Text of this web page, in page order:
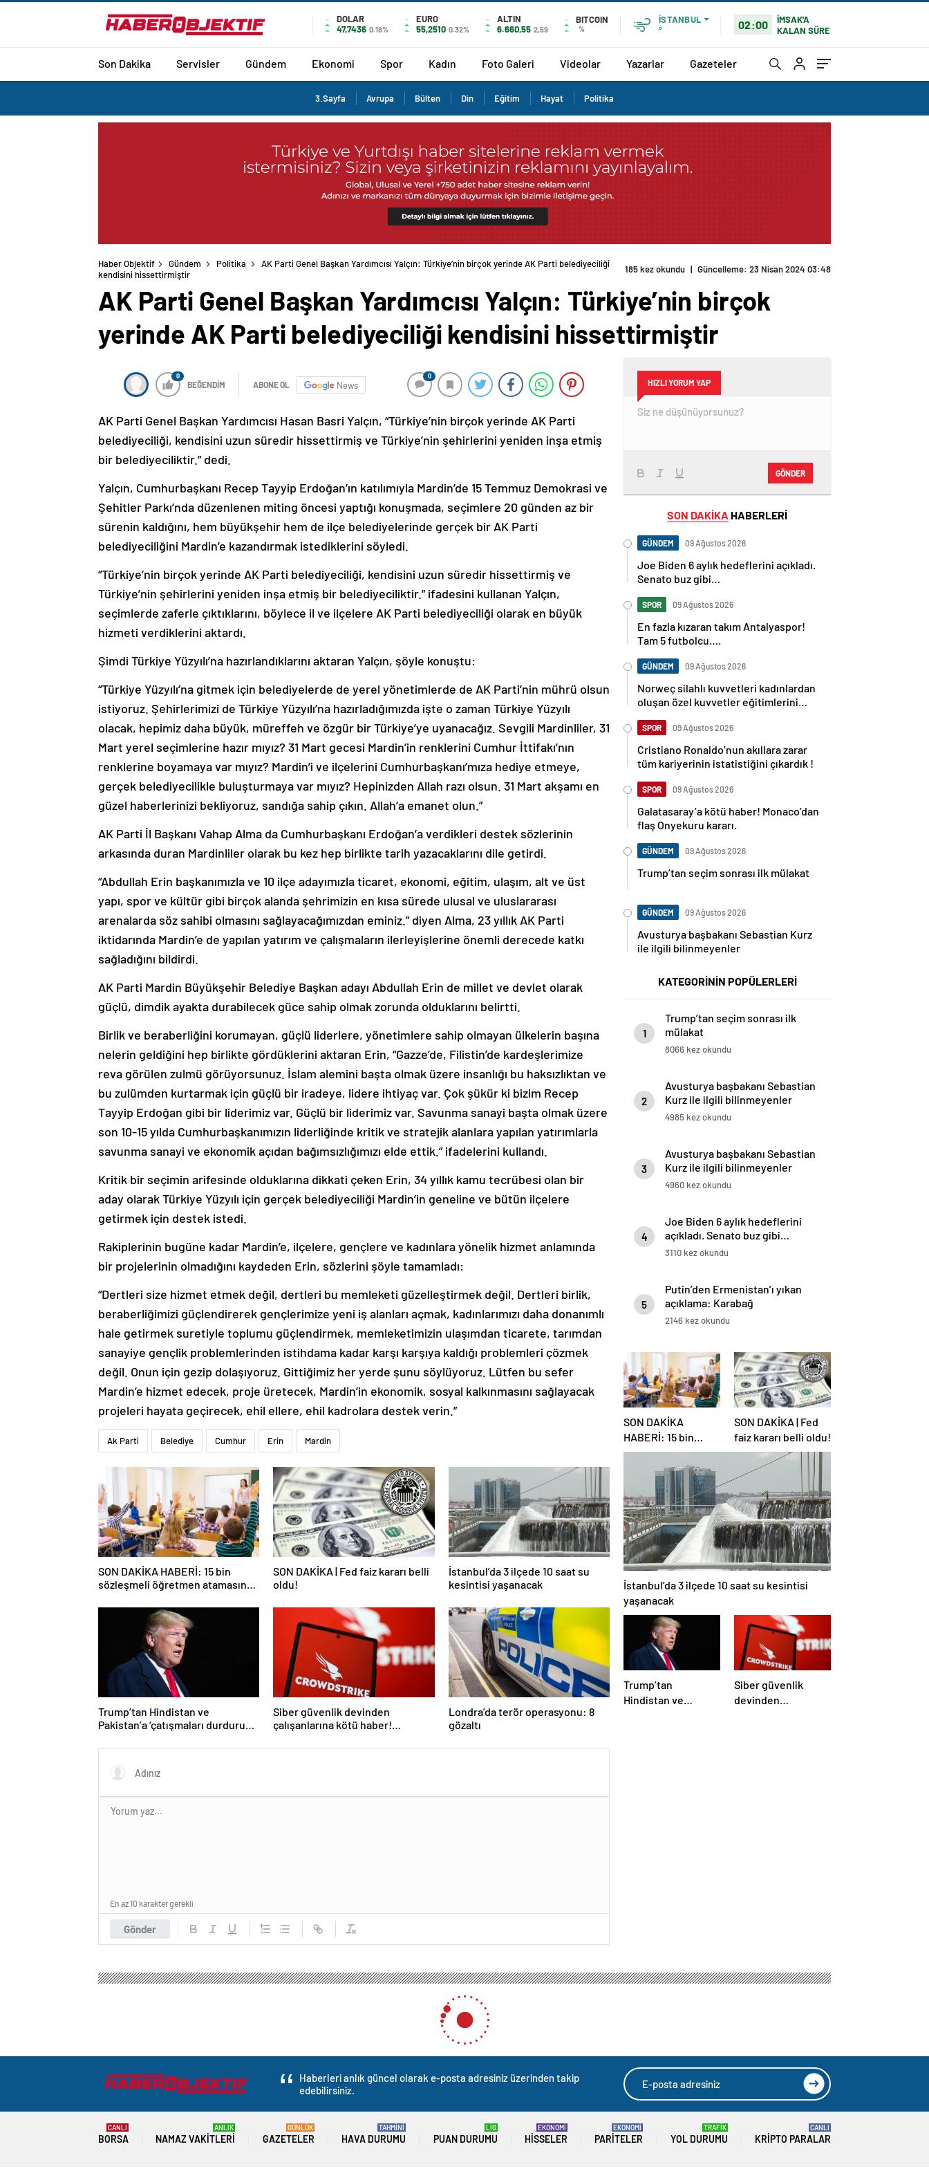
DOLAR
47,7436 0.18%
EURO
55,2510 0.32%
ALTIN
6.660,55 2,59
BITCOIN
%
İSTANBUL
°
02:00
İMSAK'A
KALAN SÜRE
Son Dakika Servisler Gündem Ekonomi Spor Kadın Foto Galeri Videolar Yazarlar Gazeteler
3.Sayfa Avrupa Bülten Din Eğitim Hayat Politika
Haber Objektif Gündem Politika
AK Parti Genel Başkan Yardımcısı Yalçın: Türkiye’nin birçok yerinde AK Parti belediyeciliği
kendisini hissettirmiştir
185 kez okundu | Güncelleme: 23 Nisan 2024 03:48
AK Parti Genel Başkan Yardımcısı Yalçın: Türkiye’nin birçok
yerinde AK Parti belediyeciliği kendisini hissettirmiştir
0
BEĞENDİM ABONE OL News
0
AK Parti Genel Başkan Yardımcısı Hasan Basri Yalçın, “Türkiye’nin birçok yerinde AK Parti
belediyeciliği, kendisini uzun süredir hissettirmiş ve Türkiye’nin şehirlerini yeniden inşa etmiş
bir belediyeciliktir.” dedi.
Yalçın, Cumhurbaşkanı Recep Tayyip Erdoğan’ın katılımıyla Mardin’de 15 Temmuz Demokrasi ve
Şehitler Parkı’nda düzenlenen miting öncesi yaptığı konuşmada, seçimlere 20 günden az bir
sürenin kaldığını, hem büyükşehir hem de ilçe belediyelerinde gerçek bir AK Parti
belediyeciliğini Mardin’e kazandırmak istediklerini söyledi.
“Türkiye’nin birçok yerinde AK Parti belediyeciliği, kendisini uzun süredir hissettirmiş ve
Türkiye’nin şehirlerini yeniden inşa etmiş bir belediyeciliktir.” ifadesini kullanan Yalçın,
seçimlerde zaferle çıktıklarını, böylece il ve ilçelere AK Parti belediyeciliği olarak en büyük
hizmeti verdiklerini aktardı.
Şimdi Türkiye Yüzyılı’na hazırlandıklarını aktaran Yalçın, şöyle konuştu:
“Türkiye Yüzyılı’na gitmek için belediyelerde de yerel yönetimlerde de AK Parti’nin mührü olsun
istiyoruz. Şehirlerimizi de Türkiye Yüzyılı’na hazırladığımızda işte o zaman Türkiye Yüzyılı
olacak, hepimiz daha büyük, müreffeh ve özgür bir Türkiye’ye uyanacağız. Sevgili Mardinliler, 31
Mart yerel seçimlerine hazır mıyız? 31 Mart gecesi Mardin’in renklerini Cumhur İttifakı’nın
renklerine boyamaya var mıyız? Mardin’i ve ilçelerini Cumhurbaşkanı’mıza hediye etmeye,
gerçek belediyecilikle buluşturmaya var mıyız? Hepinizden Allah razı olsun. 31 Mart akşamı en
güzel haberlerinizi bekliyoruz, sandığa sahip çıkın. Allah’a emanet olun.”
AK Parti İl Başkanı Vahap Alma da Cumhurbaşkanı Erdoğan’a verdikleri destek sözlerinin
arkasında duran Mardinliler olarak bu kez hep birlikte tarih yazacaklarını dile getirdi.
“Abdullah Erin başkanımızla ve 10 ilçe adayımızla ticaret, ekonomi, eğitim, ulaşım, alt ve üst
yapı, spor ve kültür gibi birçok alanda şehrimizin en kısa sürede ulusal ve uluslararası
arenalarda söz sahibi olmasını sağlayacağımızdan eminiz.” diyen Alma, 23 yıllık AK Parti
iktidarında Mardin’e de yapılan yatırım ve çalışmaların ilerleyişlerine önemli derecede katkı
sağladığını bildirdi.
AK Parti Mardin Büyükşehir Belediye Başkan adayı Abdullah Erin de millet ve devlet olarak
güçlü, dimdik ayakta durabilecek güce sahip olmak zorunda olduklarını belirtti.
Birlik ve beraberliğini korumayan, güçlü liderlere, yönetimlere sahip olmayan ülkelerin başına
nelerin geldiğini hep birlikte gördüklerini aktaran Erin, “Gazze’de, Filistin’de kardeşlerimize
reva görülen zulmü görüyorsunuz. İslam alemini başta olmak üzere insanlığı bu haksızlıktan ve
bu zulümden kurtarmak için güçlü bir iradeye, lidere ihtiyaç var. Çok şükür ki bizim Recep
Tayyip Erdoğan gibi bir liderimiz var. Güçlü bir liderimiz var. Savunma sanayi başta olmak üzere
son 10-15 yılda Cumhurbaşkanımızın liderliğinde kritik ve stratejik alanlara yapılan yatırımlarla
savunma sanayi ve ekonomik açıdan bağımsızlığımızı elde ettik.” ifadelerini kullandı.
Kritik bir seçimin arifesinde olduklarına dikkati çeken Erin, 34 yıllık kamu tecrübesi olan bir
aday olarak Türkiye Yüzyılı için gerçek belediyeciliği Mardin’in geneline ve bütün ilçelere
getirmek için destek istedi.
Rakiplerinin bugüne kadar Mardin’e, ilçelere, gençlere ve kadınlara yönelik hizmet anlamında
bir projelerinin olmadığını kaydeden Erin, sözlerini şöyle tamamladı:
“Dertleri size hizmet etmek değil, dertleri bu memleketi güzelleştirmek değil. Dertleri birlik,
beraberliğimizi güçlendirerek gençlerimize yeni iş alanları açmak, kadınlarımızı daha donanımlı
hale getirmek suretiyle toplumu güçlendirmek, memleketimizin ulaşımdan ticarete, tarımdan
sanayiye gençlik problemlerinden istihdama kadar karşı karşıya kaldığı problemleri çözmek
değil. Onun için gezip dolaşıyoruz. Gittiğimiz her yerde şunu söylüyoruz. Lütfen bu sefer
Mardin’e hizmet edecek, proje üretecek, Mardin’in ekonomik, sosyal kalkınmasını sağlayacak
projeleri hayata geçirecek, ehil ellere, ehil kadrolara destek verin.”
Ak Parti Belediye Cumhur Erin Mardin
SON DAKİKA HABERİ: 15 bin
sözleşmeli öğretmen atamasında
açıklandı
SON DAKİKA | Fed faiz kararı belli
oldu!
İstanbul’da 3 ilçede 10 saat su
kesintisi yaşanacak
Trump’tan Hindistan ve
Pakistan’a ‘çatışmaları durdurun’
Siber güvenlik devinden
çalışanlarına kötü haber!
Londra’da terör operasyonu: 8
gözaltı
Gönder
En az 10 karakter gerekli
HIZLI YORUM YAP
GÖNDER
SON DAKİKA HABERLERİ
GÜNDEM 09 Ağustos 2026
Joe Biden 6 aylık hedeflerini açıkladı.
Senato buz gibi…
SPOR 09 Ağustos 2026
En fazla kızaran takım Antalyaspor!
Tam 5 futbolcu….
GÜNDEM 09 Ağustos 2026
Norweç silahlı kuvvetleri kadınlardan
oluşan özel kuvvetler eğitimlerini
SPOR 09 Ağustos 2026
Cristiano Ronaldo’nun akıllara zarar
tüm kariyerinin istatistiğini çıkardık !
SPOR 09 Ağustos 2026
Galatasaray’a kötü haber! Monaco’dan
flaş Onyekuru kararı.
GÜNDEM 09 Ağustos 2026
Trump’tan seçim sonrası ilk mülakat
GÜNDEM 09 Ağustos 2026
Avusturya başbakanı Sebastian Kurz
ile ilgili bilinmeyenler
KATEGORİNİN POPÜLERLERİ
1
Trump’tan seçim sonrası ilk
mülakat
8066 kez okundu
2
Avusturya başbakanı Sebastian
Kurz ile ilgili bilinmeyenler
4985 kez okundu
3
Avusturya başbakanı Sebastian
Kurz ile ilgili bilinmeyenler
4960 kez okundu
4
Joe Biden 6 aylık hedeflerini
açıkladı. Senato buz gibi…
3110 kez okundu
5
Putin’den Ermenistan’ı yıkan
açıklama: Karabağ
Azerbaycan’ın ayrılmaz bir
2146 kez okundu
SON DAKİKA
HABERİ: 15 bin
sözleşmeli
öğretmen
atamasında sözlü
sınava hak kazanan
adaylar açıklandı
SON DAKİKA | Fed
faiz kararı belli oldu!
İstanbul’da 3 ilçede 10 saat su kesintisi
yaşanacak
Trump’tan
Hindistan ve
Siber güvenlik
devinden
Haberleri anlık güncel olarak e-posta adresiniz üzerinden takip
edebilirsiniz.
BORSA
CANLI
NAMAZ VAKITLERI
ANLIK
GAZETELER
GÜNLÜK
HAVA DURUMU
TAHMİNİ
PUAN DURUMU
LİG
HISSELER
EKONOMİ
PARITELER
EKONOMİ
YOL DURUMU
TRAFİK
KRIPTO PARALAR
CANLI